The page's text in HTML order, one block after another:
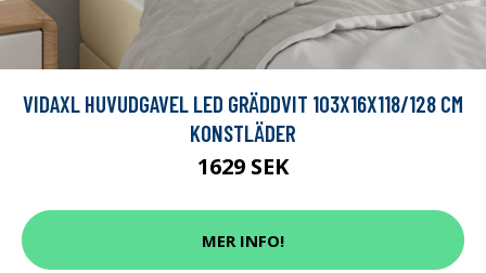
VIDAXL HUVUDGAVEL LED GRÄDDVIT 103X16X118/128 CM
KONSTLÄDER
1629 SEK
MER INFO!